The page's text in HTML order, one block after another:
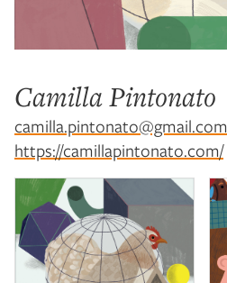
Camilla Pintonato
camilla.pintonato@gmail.com
https://camillapintonato.com/